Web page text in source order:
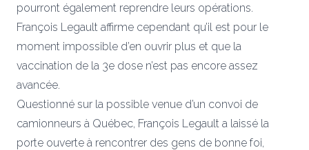
pourront également reprendre leurs opérations.
François Legault affirme cependant qu’il est pour le
moment impossible d’en ouvrir plus et que la
vaccination de la 3e dose n’est pas encore assez
avancée.
Questionné sur la possible venue d’un convoi de
camionneurs à Québec, François Legault a laissé la
porte ouverte à rencontrer des gens de bonne foi,